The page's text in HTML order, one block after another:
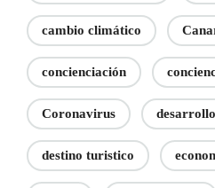
cambio climático
concienciación
Coronavirus
destino turistico